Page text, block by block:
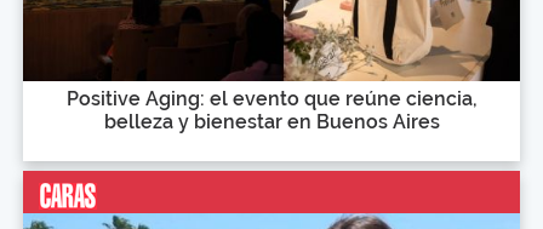
Positive Aging: el evento que reúne ciencia,
belleza y bienestar en Buenos Aires